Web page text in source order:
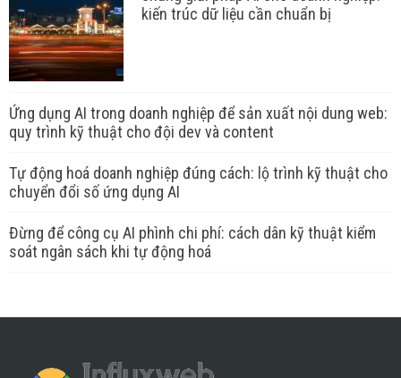
kiến trúc dữ liệu cần chuẩn bị
Ứng dụng AI trong doanh nghiệp để sản xuất nội dung web:
quy trình kỹ thuật cho đội dev và content
Tự động hoá doanh nghiệp đúng cách: lộ trình kỹ thuật cho
chuyển đổi số ứng dụng AI
Đừng để công cụ AI phình chi phí: cách dân kỹ thuật kiểm
soát ngân sách khi tự động hoá